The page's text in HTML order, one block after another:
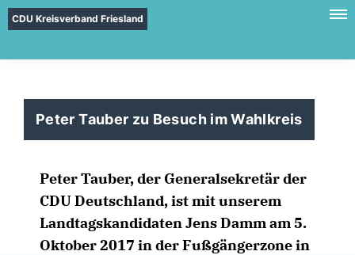
CDU Kreisverband Friesland
Peter Tauber zu Besuch im Wahlkreis
Peter Tauber, der Generalsekretär der
CDU Deutschland, ist mit unserem
Landtagskandidaten Jens Damm am 5.
Oktober 2017 in der Fußgängerzone in